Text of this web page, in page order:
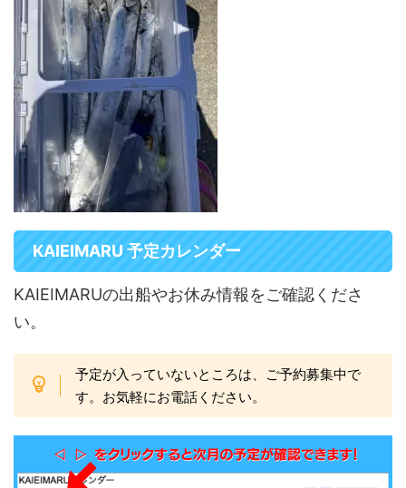
KAIEIMARU 予定カレンダー
KAIEIMARUの出船やお休み情報をご確認くださ
い。
予定が入っていないところは、ご予約募集中で
す。お気軽にお電話ください。